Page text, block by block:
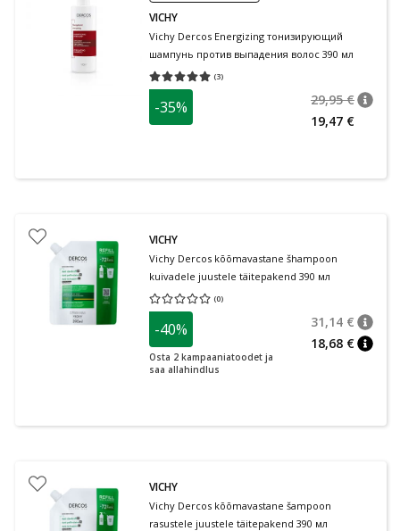
VICHY
Vichy Dercos Energizing тонизирующий
шампунь против выпадения волос 390 мл
(3)
Средняя оценка 5.00
-35% 29,95 €
19,47 €
VICHY
Vichy Dercos kõõmavastane šhampoon
kuivadele juustele täitepakend 390 мл
(0)
Средняя оценка 0.00
-40%
Osta 2 kampaaniatoodet ja
saa allahindlus
31,14 €
18,68 €
VICHY
Vichy Dercos kõõmavastane šampoon
rasustele juustele täitepakend 390 мл